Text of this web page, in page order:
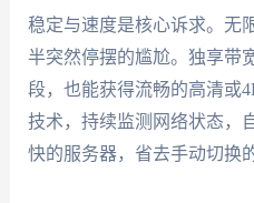
稳定与速度是核心诉求。无
半突然停摆的尴尬。独享带
段，也能获得流畅的高清或
技术，持续监测网络状态，
快的服务器，省去手动切换